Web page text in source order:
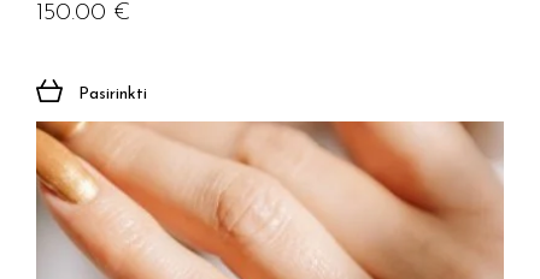
150.00 €
Pasirinkti